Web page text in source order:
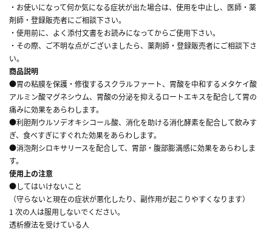
・お使いになって何か気になる症状が出た場合は、使用を中止し、医師・薬
剤師・登録販売者にご相談下さい。
・使用前に、よく添付文書をお読みになってからご使用下さい。
・その際、ご不明な点がございましたら、薬剤師・登録販売者にご相談下さ
い。
商品説明
●胃の粘膜を保護・修復するスクラルファート、胃酸を中和するメタケイ酸
アルミン酸マグネシウム、胃酸の分泌を抑えるロートエキスを配合して胃の
痛みに効果をあらわします。
●利胆剤ウルソデオキシコール酸、消化を助ける消化酵素を配合して飲みす
ぎ、食べすぎにすぐれた効果をあらわします。
●消泡剤シロキサリースを配合して、胃部・腹部膨満感に効果をあらわしま
す。
使用上の注意
●してはいけないこと
（守らないと現在の症状が悪化したり、副作用が起こりやすくなります）
1 次の人は服用しないでください。
透析療法を受けている人